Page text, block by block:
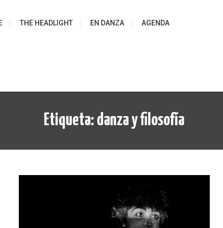
THE HEADLIGHT EN DANZA AGENDA
Etiqueta: danza y filosofía